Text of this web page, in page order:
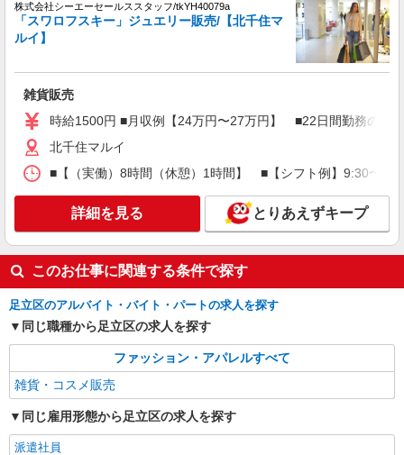
時給1500円〜1550円
東京都足立区千住旭町42－2 ルミネ北千住
派遣社員
株式会社シーエーセールススタッフ/tkYH40079a
雑貨販売
時給1500円 ■月収例【24万円〜27万円】 ■22
日間勤務の場合＝264,000円（内訳：時給1500円×
実働8時間×22日） ＋残業代（1.25倍：1分単位
北千住マルイ
キープ
派遣社員
パルド株式会社【kb】
販売スタッフ
時給1,400円〜1,500円（経験・能力による）
東京都足立区のルミネ北千住
キープ 詳細を見る
株式会社シーエーセールススタッフ/tkYH40079a
「スワロフスキー」ジュエリー販売/【北千住マ
ルイ】
雑貨販売
時給1500円 ■月収例【24万円〜27万円】 ■22日間勤務の場
北千住マルイ
■【（実働）8時間（休憩）1時間】 ■【シフト例】9:30〜
詳細を見る とりあえずキープ
このお仕事に関連する条件で探す
足立区のアルバイト・バイト・パートの求人を探す
同じ職種から足立区の求人を探す
ファッション・アパレルすべて
雑貨・コスメ販売
同じ雇用形態から足立区の求人を探す
派遣社員